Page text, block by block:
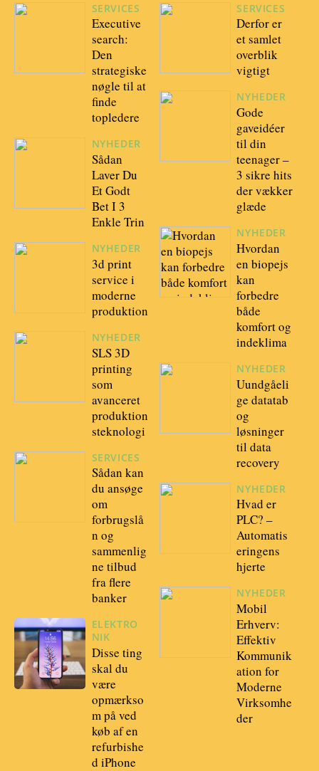
SERVICES
Executive
search:
Den
strategiske
nøgle til at
finde
topledere
NYHEDER
Sådan
Laver Du
Et Godt
Bet I 3
Enkle Trin
NYHEDER
3d print
service i
moderne
produktion
NYHEDER
SLS 3D
printing
som
avanceret
produktion
steknologi
SERVICES
Sådan kan
du ansøge
om
forbrugslå
n og
sammenlig
ne tilbud
fra flere
banker
ELEKTRO
NIK
Disse ting
skal du
være
opmærkso
m på ved
køb af en
refurbishe
d iPhone
SERVICES
Derfor er
et samlet
overblik
vigtigt
NYHEDER
Gode
gaveidéer
til din
teenager –
3 sikre hits
der vækker
glæde
NYHEDER
Hvordan
en biopejs
kan
forbedre
både
komfort og
indeklima
NYHEDER
Uundgåeli
ge datatab
og
løsninger
til data
recovery
NYHEDER
Hvad er
PLC? –
Automatis
eringens
hjerte
NYHEDER
Mobil
Erhverv:
Effektiv
Kommunik
ation for
Moderne
Virksomhe
der